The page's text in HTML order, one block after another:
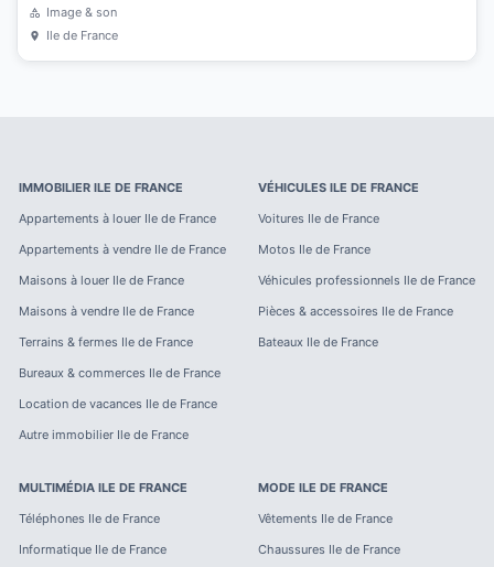
Image & son
Ile de France
IMMOBILIER ILE DE FRANCE
Appartements à louer Ile de France
Appartements à vendre Ile de France
Maisons à louer Ile de France
Maisons à vendre Ile de France
Terrains & fermes Ile de France
Bureaux & commerces Ile de France
Location de vacances Ile de France
Autre immobilier Ile de France
VÉHICULES ILE DE FRANCE
Voitures Ile de France
Motos Ile de France
Véhicules professionnels Ile de France
Pièces & accessoires Ile de France
Bateaux Ile de France
MULTIMÉDIA ILE DE FRANCE
Téléphones Ile de France
Informatique Ile de France
MODE ILE DE FRANCE
Vêtements Ile de France
Chaussures Ile de France